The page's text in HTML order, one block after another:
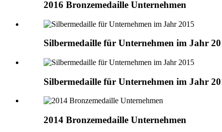
2016 Bronzemedaille Unternehmen
Silbermedaille für Unternehmen im Jahr
Silbermedaille für Unternehmen im Jahr
2014 Bronzemedaille Unternehmen